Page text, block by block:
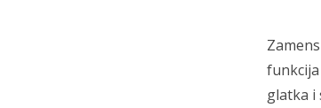
glatka i